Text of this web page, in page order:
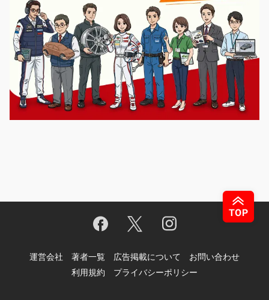
運営会社 著者一覧 広告掲載について
お問い合わせ
利用規約
プライバシーポリシー